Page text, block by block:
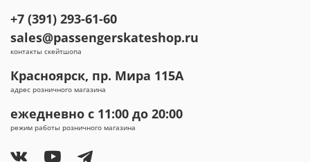
+7 (391) 293-61-60
sales@passengerskateshop.ru
контакты скейтшопа
Красноярск, пр. Мира 115А
адрес розничного магазина
ежедневно с 11:00 до 20:00
режим работы розничного магазина